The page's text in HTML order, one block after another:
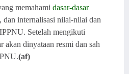
memahami dasar-dasar
dan internalisasi nilai-nilai dan
Setelah mengikuti
akan dinyataan resmi dan sah
(af)